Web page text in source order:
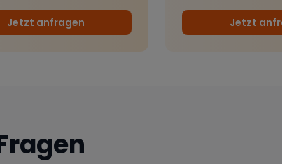
Jetzt anfragen Jetzt